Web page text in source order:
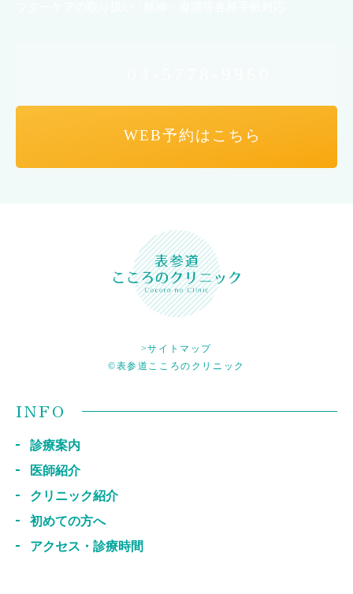
WEB予約はこちら
>サイトマップ
©表参道こころのクリニック
INFO
診療案内
医師紹介
クリニック紹介
初めての方へ
アクセス・診療時間